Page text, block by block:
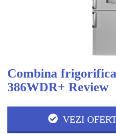
Combina
386WDR+ Review
VEZI